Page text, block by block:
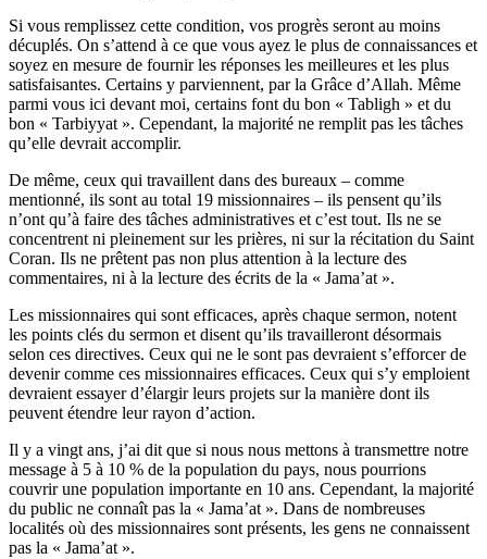
Si vous remplissez cette condition, vos progrès seront au moins
décuplés. On s’attend à ce que vous ayez le plus de connaissances et
soyez en mesure de fournir les réponses les meilleures et les plus
satisfaisantes. Certains y parviennent, par la Grâce d’Allah. Même
parmi vous ici devant moi, certains font du bon « Tabligh » et du
bon « Tarbiyyat ». Cependant, la majorité ne remplit pas les tâches
qu’elle devrait accomplir.
De même, ceux qui travaillent dans des bureaux – comme
mentionné, ils sont au total 19 missionnaires – ils pensent qu’ils
n’ont qu’à faire des tâches administratives et c’est tout. Ils ne se
concentrent ni pleinement sur les prières, ni sur la récitation du Saint
Coran. Ils ne prêtent pas non plus attention à la lecture des
commentaires, ni à la lecture des écrits de la « Jama’at ».
Les missionnaires qui sont efficaces, après chaque sermon, notent
les points clés du sermon et disent qu’ils travailleront désormais
selon ces directives. Ceux qui ne le sont pas devraient s’efforcer de
devenir comme ces missionnaires efficaces. Ceux qui s’y emploient
devraient essayer d’élargir leurs projets sur la manière dont ils
peuvent étendre leur rayon d’action.
Il y a vingt ans, j’ai dit que si nous nous mettons à transmettre notre
message à 5 à 10 % de la population du pays, nous pourrions
couvrir une population importante en 10 ans. Cependant, la majorité
du public ne connaît pas la « Jama’at ». Dans de nombreuses
localités où des missionnaires sont présents, les gens ne connaissent
pas la « Jama’at ».